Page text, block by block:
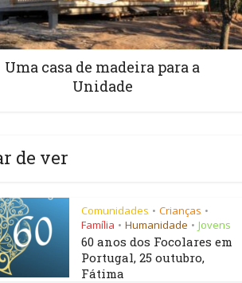
Uma casa de madeira para a
Unidade
de ver
Comunidades • Crianças •
Família • Humanidade • Jovens
60 anos dos Focolares em
Portugal, 25 outubro,
Fátima